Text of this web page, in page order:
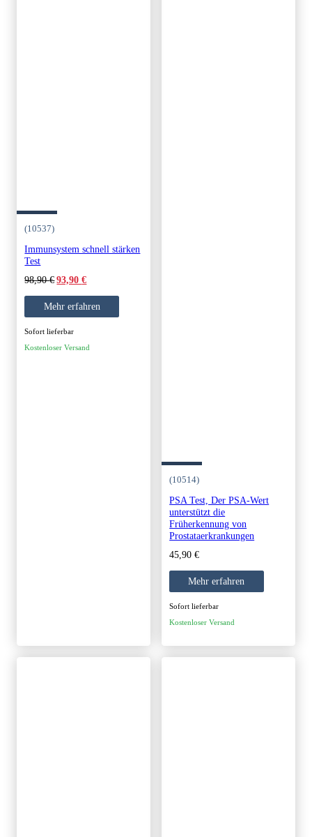
(10537)
Immunsystem schnell stärken
Test
98,90€Original
was:
98,90 €.
93,90€Current
is:
93,90 €.
Mehr erfahren
Sofort lieferbar
Kostenloser Versand
(10514)
PSA Test, Der PSA-Wert
unterstützt die
Früherkennung von
Prostataerkrankungen
45,90€
Mehr erfahren
Sofort lieferbar
Kostenloser Versand